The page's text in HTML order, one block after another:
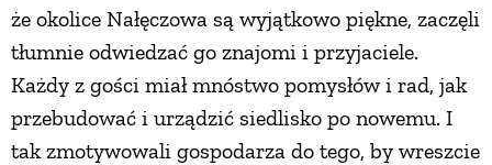
że okolice Nałęczowa są wyjątkowo piękne, zaczęli
tłumnie odwiedzać go znajomi i przyjaciele.
Każdy z gości miał mnóstwo pomysłów i rad, jak
przebudować i urządzić siedlisko po nowemu. I
tak zmotywowali gospodarza do tego, by wreszcie